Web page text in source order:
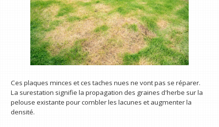
Ces plaques minces et ces taches nues ne vont pas se réparer.
La surestation signifie la propagation des graines d'herbe sur la
pelouse existante pour combler les lacunes et augmenter la
densité.